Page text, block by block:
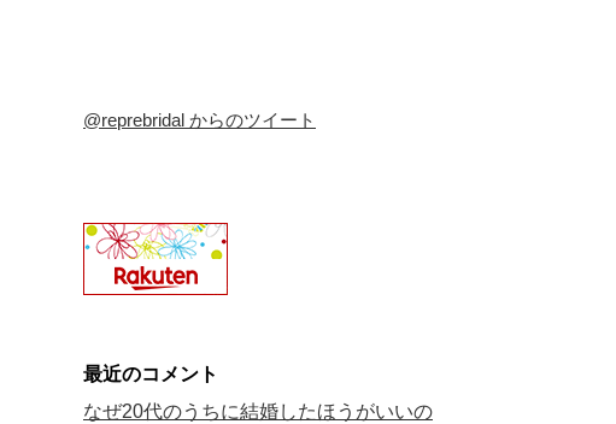
@reprebridal からのツイート
最近のコメント
なぜ20代のうちに結婚したほうがいいの